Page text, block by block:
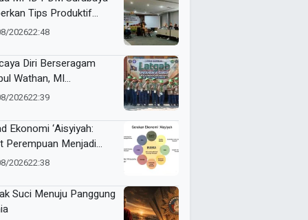
Tips Produktif
Sejarah
202622:48
Diri Berseragam
Wathan, MI
Resik Ikuti
202622:39
Ekonomi ‘Aisyiyah:
Perempuan Menjadi
Kemandirian
202622:38
Suci Menuju Panggung